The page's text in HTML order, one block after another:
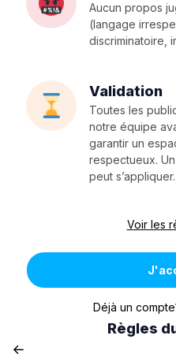
Aucun propos
(langage
discriminatoire,
Validation
Toutes les
notre équipe
garantir un
respectueux.
peut s’appliquer.
Voir les
Déjà un
Règles